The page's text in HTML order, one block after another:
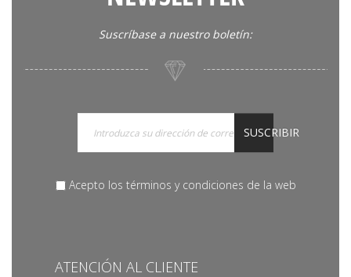
Suscríbase a nuestro boletín:
SUSCRIBIR
Acepto los términos y condiciones de la web
ATENCIÓN AL CLIENTE